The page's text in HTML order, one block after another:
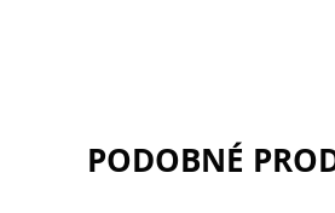
PODOBNÉ